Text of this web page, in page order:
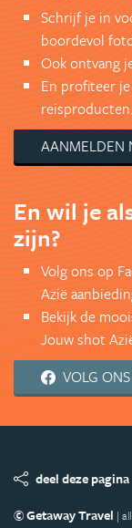
Schrijf je in
boordevol
Ook ontvang
En profiteer
reisproducten.
AANMELDEN
En wil je
zijn?
Volg ons op
Azië
Bekijk de
Jouw shot
VOLG
deel deze pagina
© Getaway Travel |